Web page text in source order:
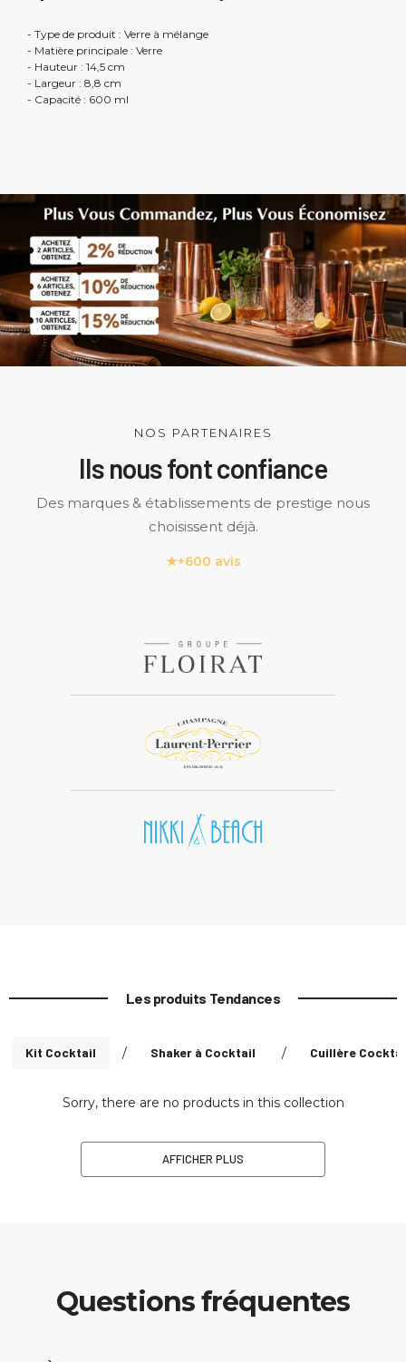
- Type de produit : Verre à mélange
- Matière principale : Verre
- Hauteur : 14,5 cm
- Largeur : 8,8 cm
- Capacité : 600 ml
NOS PARTENAIRES
Ils nous font confiance
Des marques & établissements de prestige nous
choisissent déjà.
★+600 avis
Les produits Tendances
Kit Cocktail / Shaker à Cocktail / Cuillère
Sorry, there are no products in this collection
AFFICHER PLUS
Questions fréquentes